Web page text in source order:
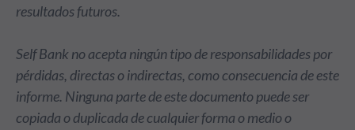
resultados futuros.
Self Bank no acepta ningún tipo de responsabilidades por
pérdidas, directas o indirectas, como consecuencia de este
informe. Ninguna parte de este documento puede ser
copiada o duplicada de cualquier forma o medio o